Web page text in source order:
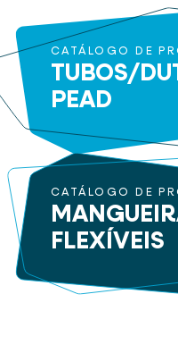
CATÁLOGO DE
TUBOS/
PEAD
CATÁLOGO DE
FLEXÍVEIS